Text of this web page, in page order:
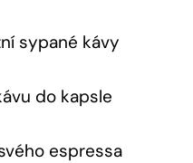
sypané kávy
do kapsle
espressa